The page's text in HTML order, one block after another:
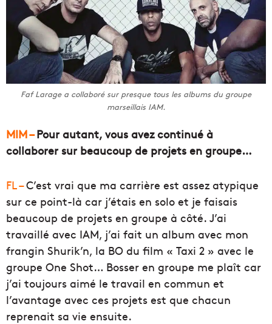
Faf Larage a collaboré sur presque tous les albums du groupe
marseillais IAM.
MIM –Pour autant, vous avez continué à
collaborer sur beaucoup de projets en groupe…
FL –C’est vrai que ma carrière est assez atypique
sur ce point-là car j’étais en solo et je faisais
beaucoup de projets en groupe à côté. J’ai
travaillé avec IAM, j’ai fait un album avec mon
frangin Shurik’n, la BO du film « Taxi 2 » avec le
groupe One Shot… Bosser en groupe me plaît car
j’ai toujours aimé le travail en commun et
l’avantage avec ces projets est que chacun
reprenait sa vie ensuite.